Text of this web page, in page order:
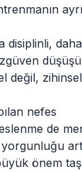
disiplinli, daha
değil, zihinsel
nefes
de
önem